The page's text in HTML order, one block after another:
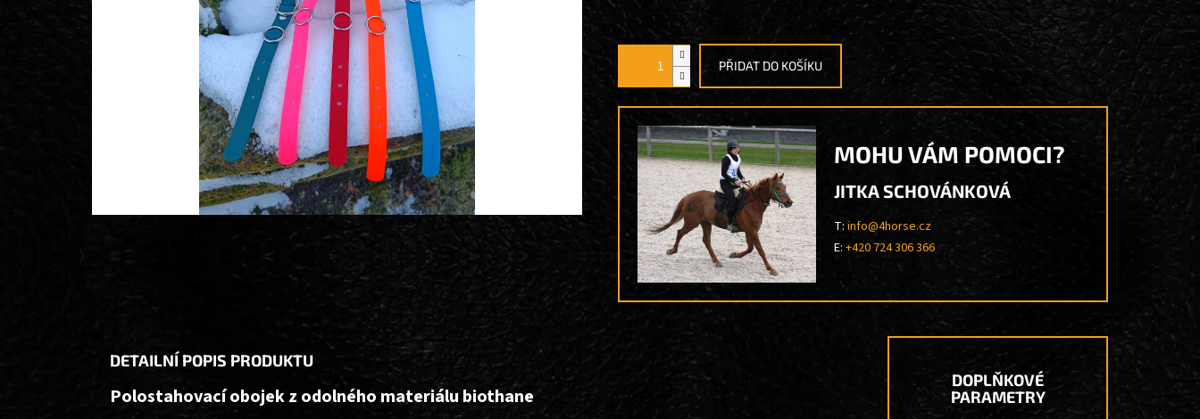
Měrná
cena:
PŘIDAT DO KOŠÍKU
MOHU VÁM POMOCI?
JITKA SCHOVÁNKOVÁ
T: info@4horse.cz
E: +420 724 306 366
DETAILNÍ POPIS PRODUKTU
Polostahovací obojek z odolného materiálu biothane
DOPLŇKOVÉ
PARAMETRY